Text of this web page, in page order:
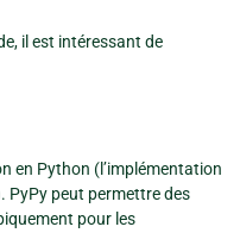
il est intéressant de
en Python (l’implémentation
PyPy peut permettre des
pour les